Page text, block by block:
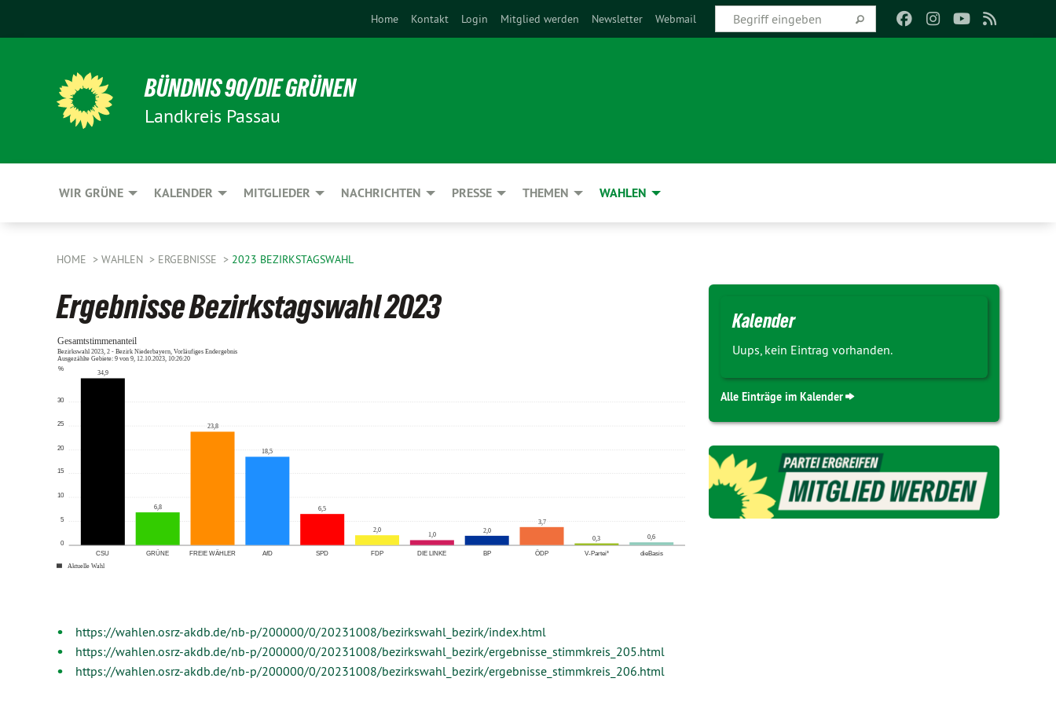
Home Kontakt Login Mitglied werden Newsletter Webmail
BÜNDNIS 90/DIE GRÜNEN
Landkreis Passau
WIR GRÜNE KALENDER MITGLIEDER NACHRICHTEN PRESSE THEMEN WAHLEN
HOME WAHLEN ERGEBNISSE 2023 BEZIRKSTAGSWAHL
Ergebnisse Bezirkstagswahl 2023
https://wahlen.osrz-akdb.de/nb-p/200000/0/20231008/bezirkswahl_bezirk/index.html
https://wahlen.osrz-akdb.de/nb-p/200000/0/20231008/bezirkswahl_bezirk/ergebnisse_stimmkreis_205.html
https://wahlen.osrz-akdb.de/nb-p/200000/0/20231008/bezirkswahl_bezirk/ergebnisse_stimmkreis_206.html
Kalender
Uups, kein Eintrag vorhanden.
Alle Einträge im Kalender